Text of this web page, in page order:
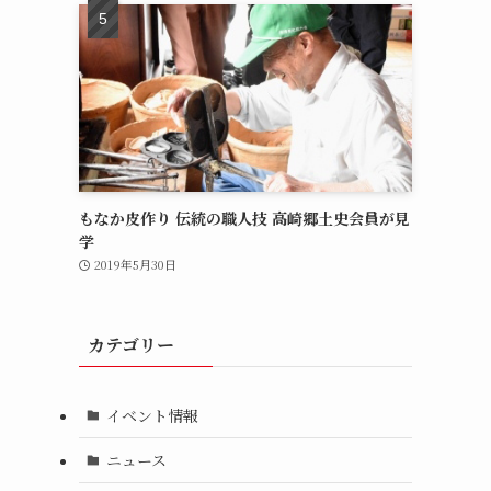
もなか皮作り 伝統の職人技 高崎郷土史会員が見
学
2019年5月30日
カテゴリー
イベント情報
ニュース